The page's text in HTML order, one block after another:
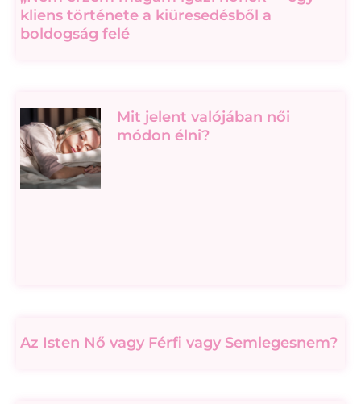
kliens története a kiüresedésből a
boldogság felé
Mit jelent valójában női
módon élni?
Az Isten Nő vagy Férfi vagy Semlegesnem?